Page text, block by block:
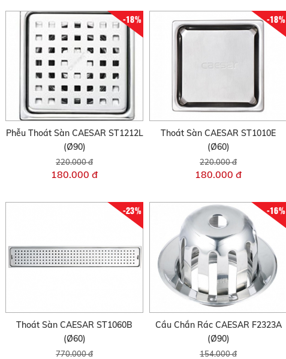
-18%
Phễu Thoát Sàn CAESAR ST1212L
(Ø90)
220.000 đ
180.000 đ
-18%
Thoát Sàn CAESAR ST1010E
(Ø60)
220.000 đ
180.000 đ
-23%
Thoát Sàn CAESAR ST1060B
(Ø60)
770.000 đ
-16%
Cầu Chắn Rác CAESAR F2323A
(Ø90)
154.000 đ